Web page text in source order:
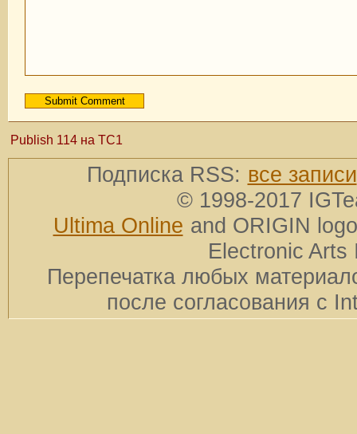
Publish 114 на TC1
Подписка RSS: все записи
© 1998-2017
Ultima Online and ORIGIN
Electronic Arts
Перепечатка любых
после согласования с